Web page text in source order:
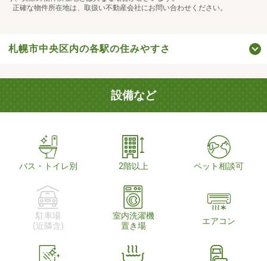
正確な物件所在地は、取扱い不動産会社にお問い合わせください。
札幌市中央区内の各駅の住みやすさ
設備など
バス・トイレ別 2階以上 ペット相談可
駐車場
(近隣含)
室内洗濯機
置き場
エアコン